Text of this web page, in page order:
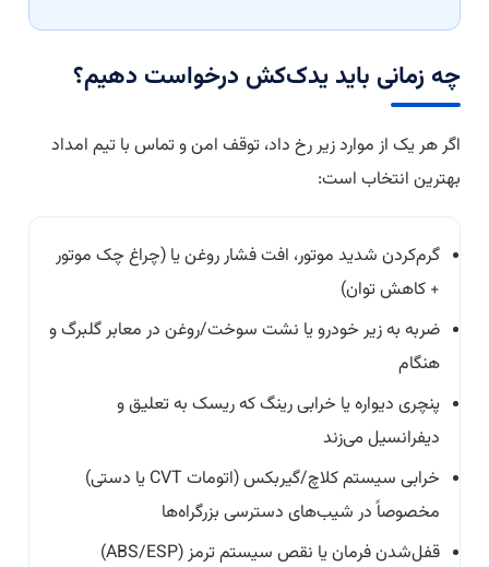
چه زمانی باید یدک‌کش درخواست دهیم؟
اگر هر یک از موارد زیر رخ داد، توقف امن و تماس با تیم امداد
بهترین انتخاب است:
گرم‌کردن شدید موتور، افت فشار روغن یا (چراغ چک موتور
+ کاهش توان)
ضربه به زیر خودرو یا نشت سوخت/روغن در معابر گلبرگ و
هنگام
پنچری دیواره یا خرابی رینگ که ریسک به تعلیق و
دیفرانسیل می‌زند
خرابی سیستم کلاچ/گیربکس (اتومات CVT یا دستی)
مخصوصاً در شیب‌های دسترسی بزرگراه‌ها
قفل‌شدن فرمان یا نقص سیستم ترمز (ABS/ESP)